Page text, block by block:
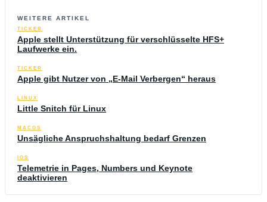
WEITERE ARTIKEL
TICKER
Apple stellt Unterstützung für verschlüsselte HFS+
Laufwerke ein.
TICKER
Apple gibt Nutzer von „E-Mail Verbergen“ heraus
LINUX
Little Snitch für Linux
MACOS
Unsägliche Anspruchshaltung bedarf Grenzen
IOS
Telemetrie in Pages, Numbers und Keynote
deaktivieren